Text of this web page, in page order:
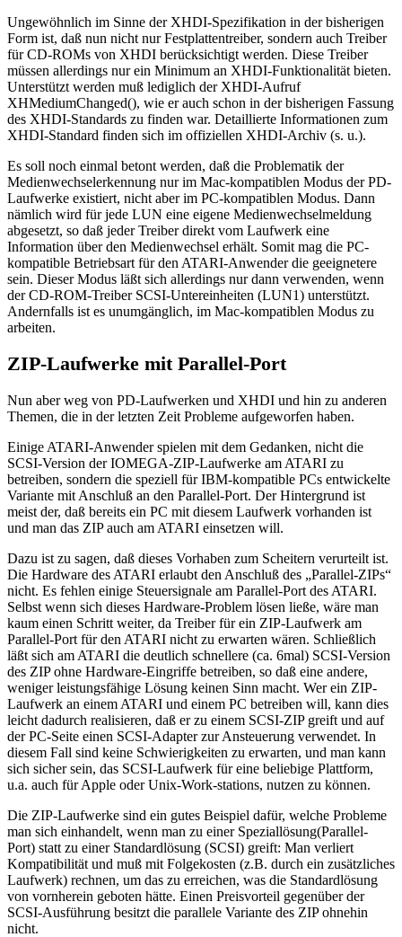
Ungewöhnlich im Sinne der XHDI-Spezifikation in der bisherigen
Form ist, daß nun nicht nur Festplattentreiber, sondern auch Treiber
für CD-ROMs von XHDI berücksichtigt werden. Diese Treiber
müssen allerdings nur ein Minimum an XHDI-Funktionalität bieten.
Unterstützt werden muß lediglich der XHDI-Aufruf
XHMediumChanged(), wie er auch schon in der bisherigen Fassung
des XHDI-Standards zu finden war. Detaillierte Informationen zum
XHDI-Standard finden sich im offiziellen XHDI-Archiv (s. u.).
Es soll noch einmal betont werden, daß die Problematik der
Medienwechselerkennung nur im Mac-kompatiblen Modus der PD-
Laufwerke existiert, nicht aber im PC-kompatiblen Modus. Dann
nämlich wird für jede LUN eine eigene Medienwechselmeldung
abgesetzt, so daß jeder Treiber direkt vom Laufwerk eine
Information über den Medienwechsel erhält. Somit mag die PC-
kompatible Betriebsart für den ATARI-Anwender die geeignetere
sein. Dieser Modus läßt sich allerdings nur dann verwenden, wenn
der CD-ROM-Treiber SCSI-Untereinheiten (LUN1) unterstützt.
Andernfalls ist es unumgänglich, im Mac-kompatiblen Modus zu
arbeiten.
ZIP-Laufwerke mit Parallel-Port
Nun aber weg von PD-Laufwerken und XHDI und hin zu anderen
Themen, die in der letzten Zeit Probleme aufgeworfen haben.
Einige ATARI-Anwender spielen mit dem Gedanken, nicht die
SCSI-Version der IOMEGA-ZIP-Laufwerke am ATARI zu
betreiben, sondern die speziell für IBM-kompatible PCs entwickelte
Variante mit Anschluß an den Parallel-Port. Der Hintergrund ist
meist der, daß bereits ein PC mit diesem Laufwerk vorhanden ist
und man das ZIP auch am ATARI einsetzen will.
Dazu ist zu sagen, daß dieses Vorhaben zum Scheitern verurteilt ist.
Die Hardware des ATARI erlaubt den Anschluß des „Parallel-ZIPs“
nicht. Es fehlen einige Steuersignale am Parallel-Port des ATARI.
Selbst wenn sich dieses Hardware-Problem lösen ließe, wäre man
kaum einen Schritt weiter, da Treiber für ein ZIP-Laufwerk am
Parallel-Port für den ATARI nicht zu erwarten wären. Schließlich
läßt sich am ATARI die deutlich schnellere (ca. 6mal) SCSI-Version
des ZIP ohne Hardware-Eingriffe betreiben, so daß eine andere,
weniger leistungsfähige Lösung keinen Sinn macht. Wer ein ZIP-
Laufwerk an einem ATARI und einem PC betreiben will, kann dies
leicht dadurch realisieren, daß er zu einem SCSI-ZIP greift und auf
der PC-Seite einen SCSI-Adapter zur Ansteuerung verwendet. In
diesem Fall sind keine Schwierigkeiten zu erwarten, und man kann
sich sicher sein, das SCSI-Laufwerk für eine beliebige Plattform,
u.a. auch für Apple oder Unix-Work-stations, nutzen zu können.
Die ZIP-Laufwerke sind ein gutes Beispiel dafür, welche Probleme
man sich einhandelt, wenn man zu einer Speziallösung(Parallel-
Port) statt zu einer Standardlösung (SCSI) greift: Man verliert
Kompatibilität und muß mit Folgekosten (z.B. durch ein zusätzliches
Laufwerk) rechnen, um das zu erreichen, was die Standardlösung
von vornherein geboten hätte. Einen Preisvorteil gegenüber der
SCSI-Ausführung besitzt die parallele Variante des ZIP ohnehin
nicht.